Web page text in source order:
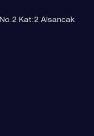
Kat:2 Alsancak